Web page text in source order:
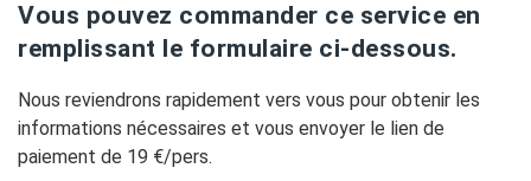
Vous pouvez commander ce service en
remplissant le formulaire ci-dessous.
Nous reviendrons rapidement vers vous pour obtenir les
informations nécessaires et vous envoyer le lien de
paiement de 19 €/pers.